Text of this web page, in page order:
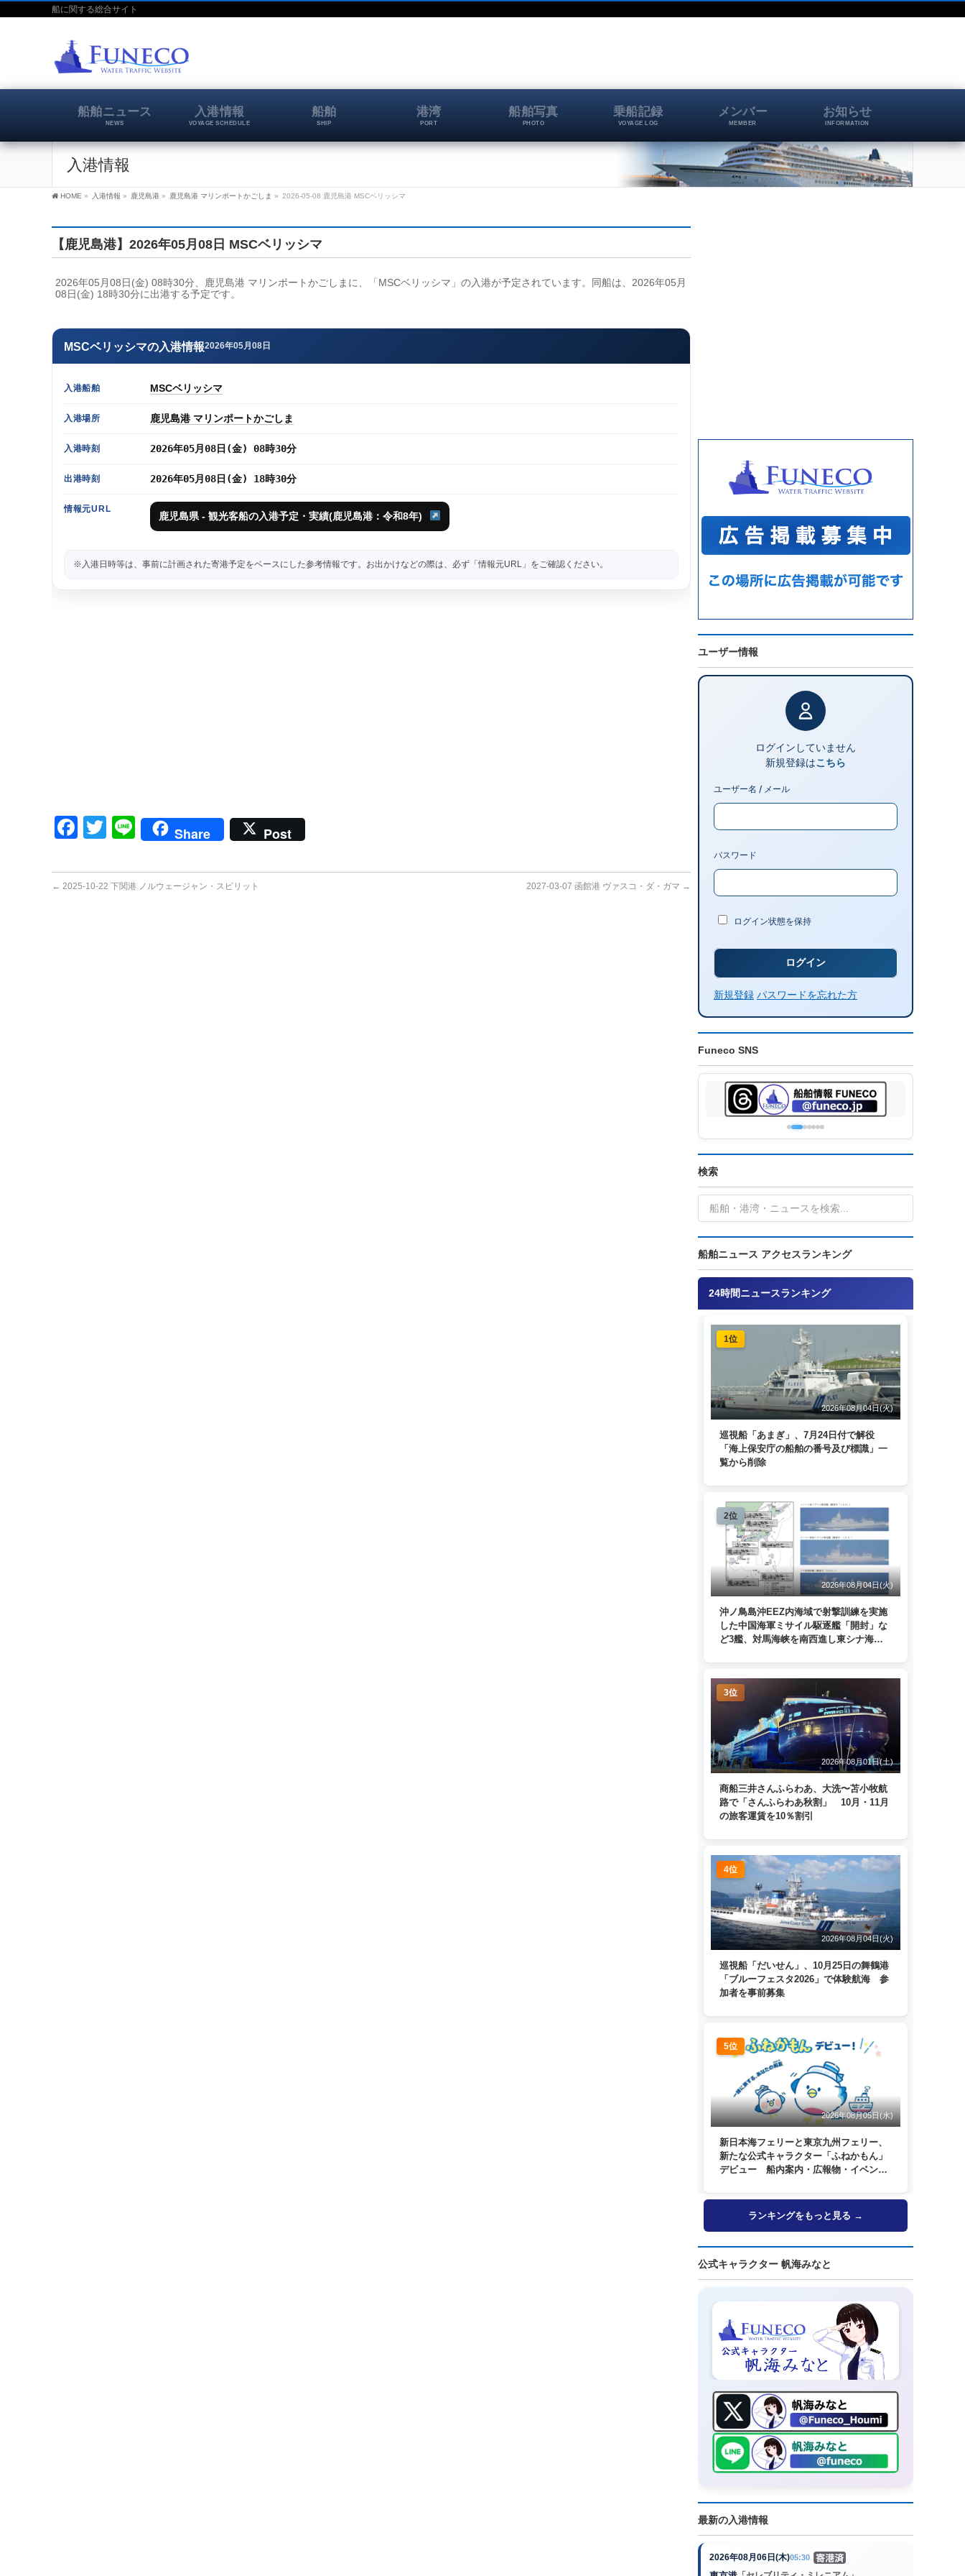
船に関する総合サイト
船舶ニュース
NEWS
入港情報
VOYAGE SCHEDULE
船舶
SHIP
港湾
PORT
船舶写真
PHOTO
乗船記録
VOYAGE LOG
メンバー
MEMBER
お知らせ
INFORMATION
入港情報
HOME » 入港情報 » 鹿児島港 » 鹿児島港 マリンポートかごしま » 2026-05-08 鹿児島港 MSCベリッシマ
【鹿児島港】2026年05月08日 MSCベリッシマ
2026年05月08日(金) 08時30分、鹿児島港 マリンポートかごしまに、「MSCベリッシマ」の入港が予定されています。同船は、2026年05月
08日(金) 18時30分に出港する予定です。
MSCベリッシマの入港情報2026年05月08日
入港船舶 MSCベリッシマ
入港場所 鹿児島港 マリンポートかごしま
入港時刻 2026年05月08日(金) 08時30分
出港時刻 2026年05月08日(金) 18時30分
情報元URL
鹿児島県 - 観光客船の入港予定・実績(鹿児島港：令和8年)
※入港日時等は、事前に計画された寄港予定をベースにした参考情報です。お出かけなどの際は、必ず「情報元URL」をご確認ください。
Facebook
Twitter
LineShare Post
← 2025-10-22 下関港 ノルウェージャン・スピリット 2027-03-07 函館港 ヴァスコ・ダ・ガマ →
ユーザー情報
ログインしていません
新規登録はこちら
ユーザー名 / メール
パスワード
ログイン状態を保持
新規登録 パスワードを忘れた方
Funeco SNS
検索
船舶ニュース アクセスランキング
24時間ニュースランキング
1位
2026年08月04日(火)
巡視船「あまぎ」、7月24日付で解役
「海上保安庁の船舶の番号及び標識」一
覧から削除
2位
2026年08月04日(火)
沖ノ鳥島沖EEZ内海域で射撃訓練を実施
した中国海軍ミサイル駆逐艦「開封」な
ど3艦、対馬海峡を南西進し東シナ海
3位
2026年08月01日(土)
商船三井さんふらわあ、大洗〜苫小牧航
路で「さんふらわあ秋割」 10月・11月
の旅客運賃を10％割引
4位
2026年08月04日(火)
巡視船「だいせん」、10月25日の舞鶴港
「ブルーフェスタ2026」で体験航海 参
加者を事前募集
5位
2026年08月05日(水)
新日本海フェリーと東京九州フェリー、
新たな公式キャラクター「ふねかもん」
デビュー 船内案内・広報物・イベン
ランキングをもっと見る →
公式キャラクター 帆海みなと
最新の入港情報
2026年08月06日(木)05:30